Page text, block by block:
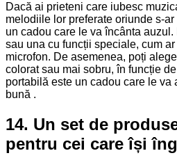
Dacă ai prieteni care iubesc
melodiile lor preferate oriunde s-
un cadou care le va încânta
sau una cu funcții speciale, cum
microfon. De asemenea, poți
colorat sau mai sobru, în funcție
portabilă este un cadou care le va
bună .
14. Un set de
pentru cei care își